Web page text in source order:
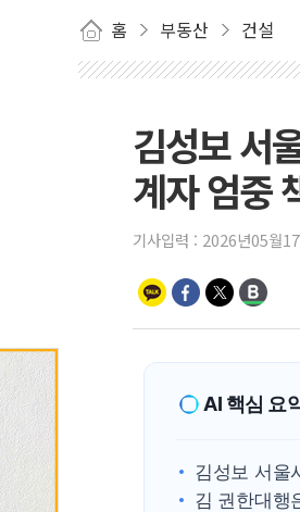
홈 부동산 건설
김성보 서
계자 엄중
기사입력 : 2026년05월
AI 핵심 요
김성보 서울
김 권한대행